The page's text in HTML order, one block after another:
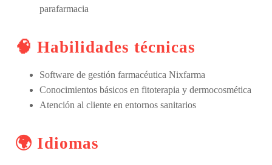
parafarmacia
🧠 Habilidades técnicas
Software de gestión farmacéutica Nixfarma
Conocimientos básicos en fitoterapia y dermocosmética
Atención al cliente en entornos sanitarios
🌍 Idiomas